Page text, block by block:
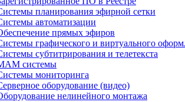
планирования эфирной сетки
автоматизации
прямых эфиров
графического и виртуального
субтитрирования и телетекста
системы
мониторинга
оборудование (видео)
нелинейного монтажа